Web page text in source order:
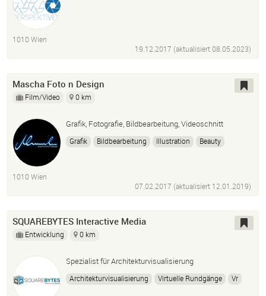
1010 Wien
19.12.2017 (aktualisiert08.05.2023)
Mascha Foto n Design
Film/Video 0 km
Grafik, Fotografie, Bildbearbeitung, Videoschnitt
Grafik Bildbearbeitung Illustration
Beauty
1010 Wien
07.02.2017 (aktualisiert 12.01.2019)
SQUAREBYTES Interactive Media
Entwicklung 0 km
Spezialist für Architekturvisualisierung
Architekturvisualisierung Virtuelle Rundgänge Vr